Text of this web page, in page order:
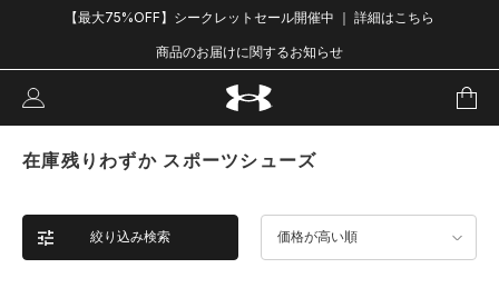
【最大75%OFF】シークレットセール開催中 ｜ 詳細はこちら
商品のお届けに関するお知らせ
在庫残りわずか スポーツシューズ
絞り込み検索 価格が高い順